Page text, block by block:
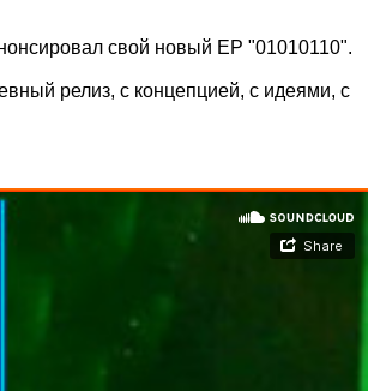
свой новый EP "01010110".
релиз, с концепцией, с идеями, с